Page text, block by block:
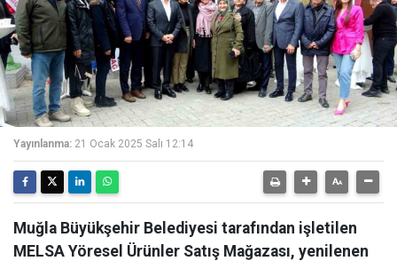
Yayınlanma: 21 Ocak 2025 Salı 12:14
Muğla Büyükşehir Belediyesi tarafından işletilen
MELSA Yöresel Ürünler Satış Mağazası, yenilenen